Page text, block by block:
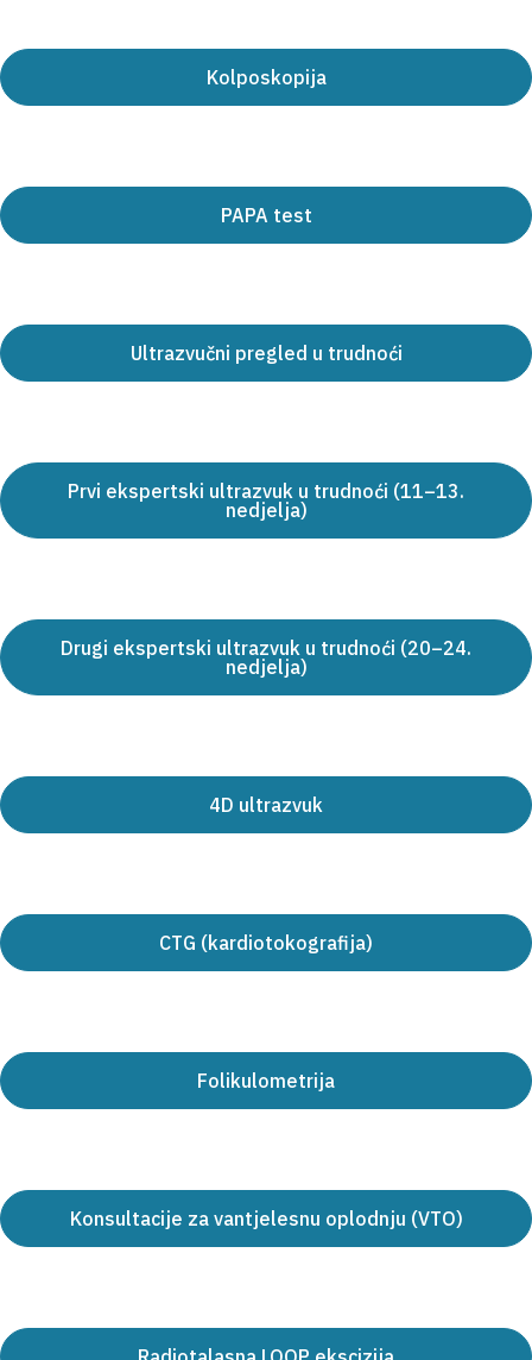
Kolposkopija
PAPA test
Ultrazvučni pregled u trudnoći
Prvi ekspertski ultrazvuk u trudnoći (11–13.
nedjelja)
Drugi ekspertski ultrazvuk u trudnoći (20–24.
nedjelja)
4D ultrazvuk
CTG (kardiotokografija)
Folikulometrija
Konsultacije za vantjelesnu oplodnju (VTO)